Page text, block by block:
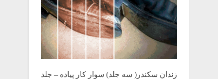
زندان سکندر( سه جلد) سوار کار پیاده – جلد